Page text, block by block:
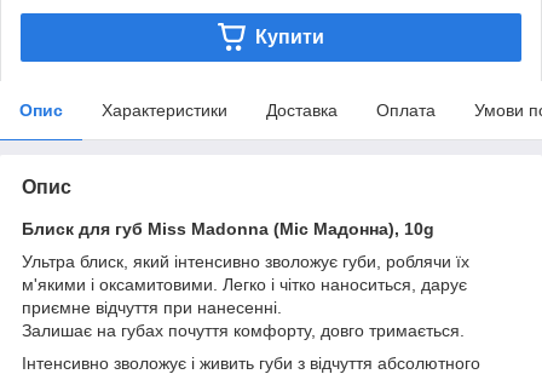
Купити
Опис Характеристики Доставка Оплата Умови
Опис
Блиск для губ Miss Madonna (Міс Мадонна), 10g
Ультра блиск, який інтенсивно зволожує губи, роблячи їх
м'якими і оксамитовими. Легко і чітко наноситься, дарує
приємне відчуття при нанесенні.
Залишає на губах почуття комфорту, довго тримається.
Інтенсивно зволожує і живить губи з відчуття абсолютного